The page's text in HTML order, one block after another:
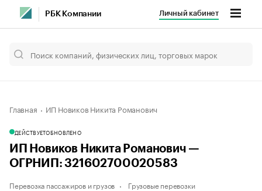
РБК Компании Личный кабинет
Главная ИП Новиков Никита Романович
ДЕЙСТВУЕТОБНОВЛЕНО
ИП Новиков Никита Романович —
ОГРНИП: 321602700020583
Перевозка пассажиров и грузов Грузовые перевозки